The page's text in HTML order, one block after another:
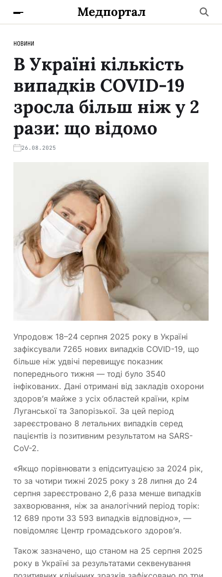
Медпортал
НОВИНИ
В Україні кількість
випадків COVID-19
зросла більш ніж у 2
рази: що відомо
26.08.2025
Упродовж 18–24 серпня 2025 року в Україні
зафіксували 7265 нових випадків COVID-19, що
більше ніж удвічі перевищує показник
попереднього тижня — тоді було 3540
інфікованих. Дані отримані від закладів охорони
здоров’я майже з усіх областей країни, крім
Луганської та Запорізької. За цей період
зареєстровано 8 летальних випадків серед
пацієнтів із позитивним результатом на SARS-
CoV-2.
«Якщо порівнювати з епідситуацією за 2024 рік,
то за чотири тижні 2025 року з 28 липня до 24
серпня зареєстровано 2,6 раза менше випадків
захворювання, ніж за аналогічний період торік:
12 689 проти 33 593 випадків відповідно», —
повідомляє Центр громадського здоровʼя.
Також зазначено, що станом на 25 серпня 2025
року в Україні за результатами секвенування